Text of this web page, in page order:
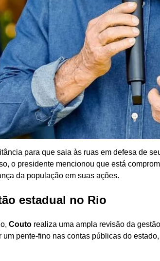
para que saia às ruas em defesa de
o presidente mencionou que está
da população em suas ações.
estadual no Rio
Couto realiza uma ampla revisão da
pente-fino nas contas públicas do